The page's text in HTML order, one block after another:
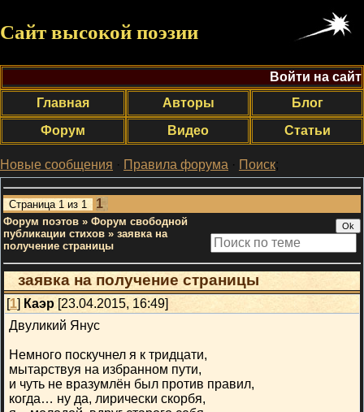
Сайт высокой поэзии
Войти на сайт
Главная
Авторы
Блог
Форум
Видео Статьи
Новые сообщения · Правила форума · Поиск;
Страница 1 из 1 1
Форум поэтов » Форум свободной
публикации стихов » заявка на
получение страницы
заявка на получение страницы
[1] Каэр [23.04.2015, 16:49]
Двуликий Янус
Немного поскучнел я к тридцати,
мытарствуя на избранном пути,
и чуть не вразумлён был против правил,
когда… ну да, лирически скорбя,